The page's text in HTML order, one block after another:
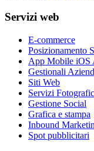
Servizi web
E-commerce
Posizionamento
App Mobile iOS
Gestionali
Siti Web
Servizi
Gestione Social
Grafica e stampa
Inbound
Spot pubblicitari